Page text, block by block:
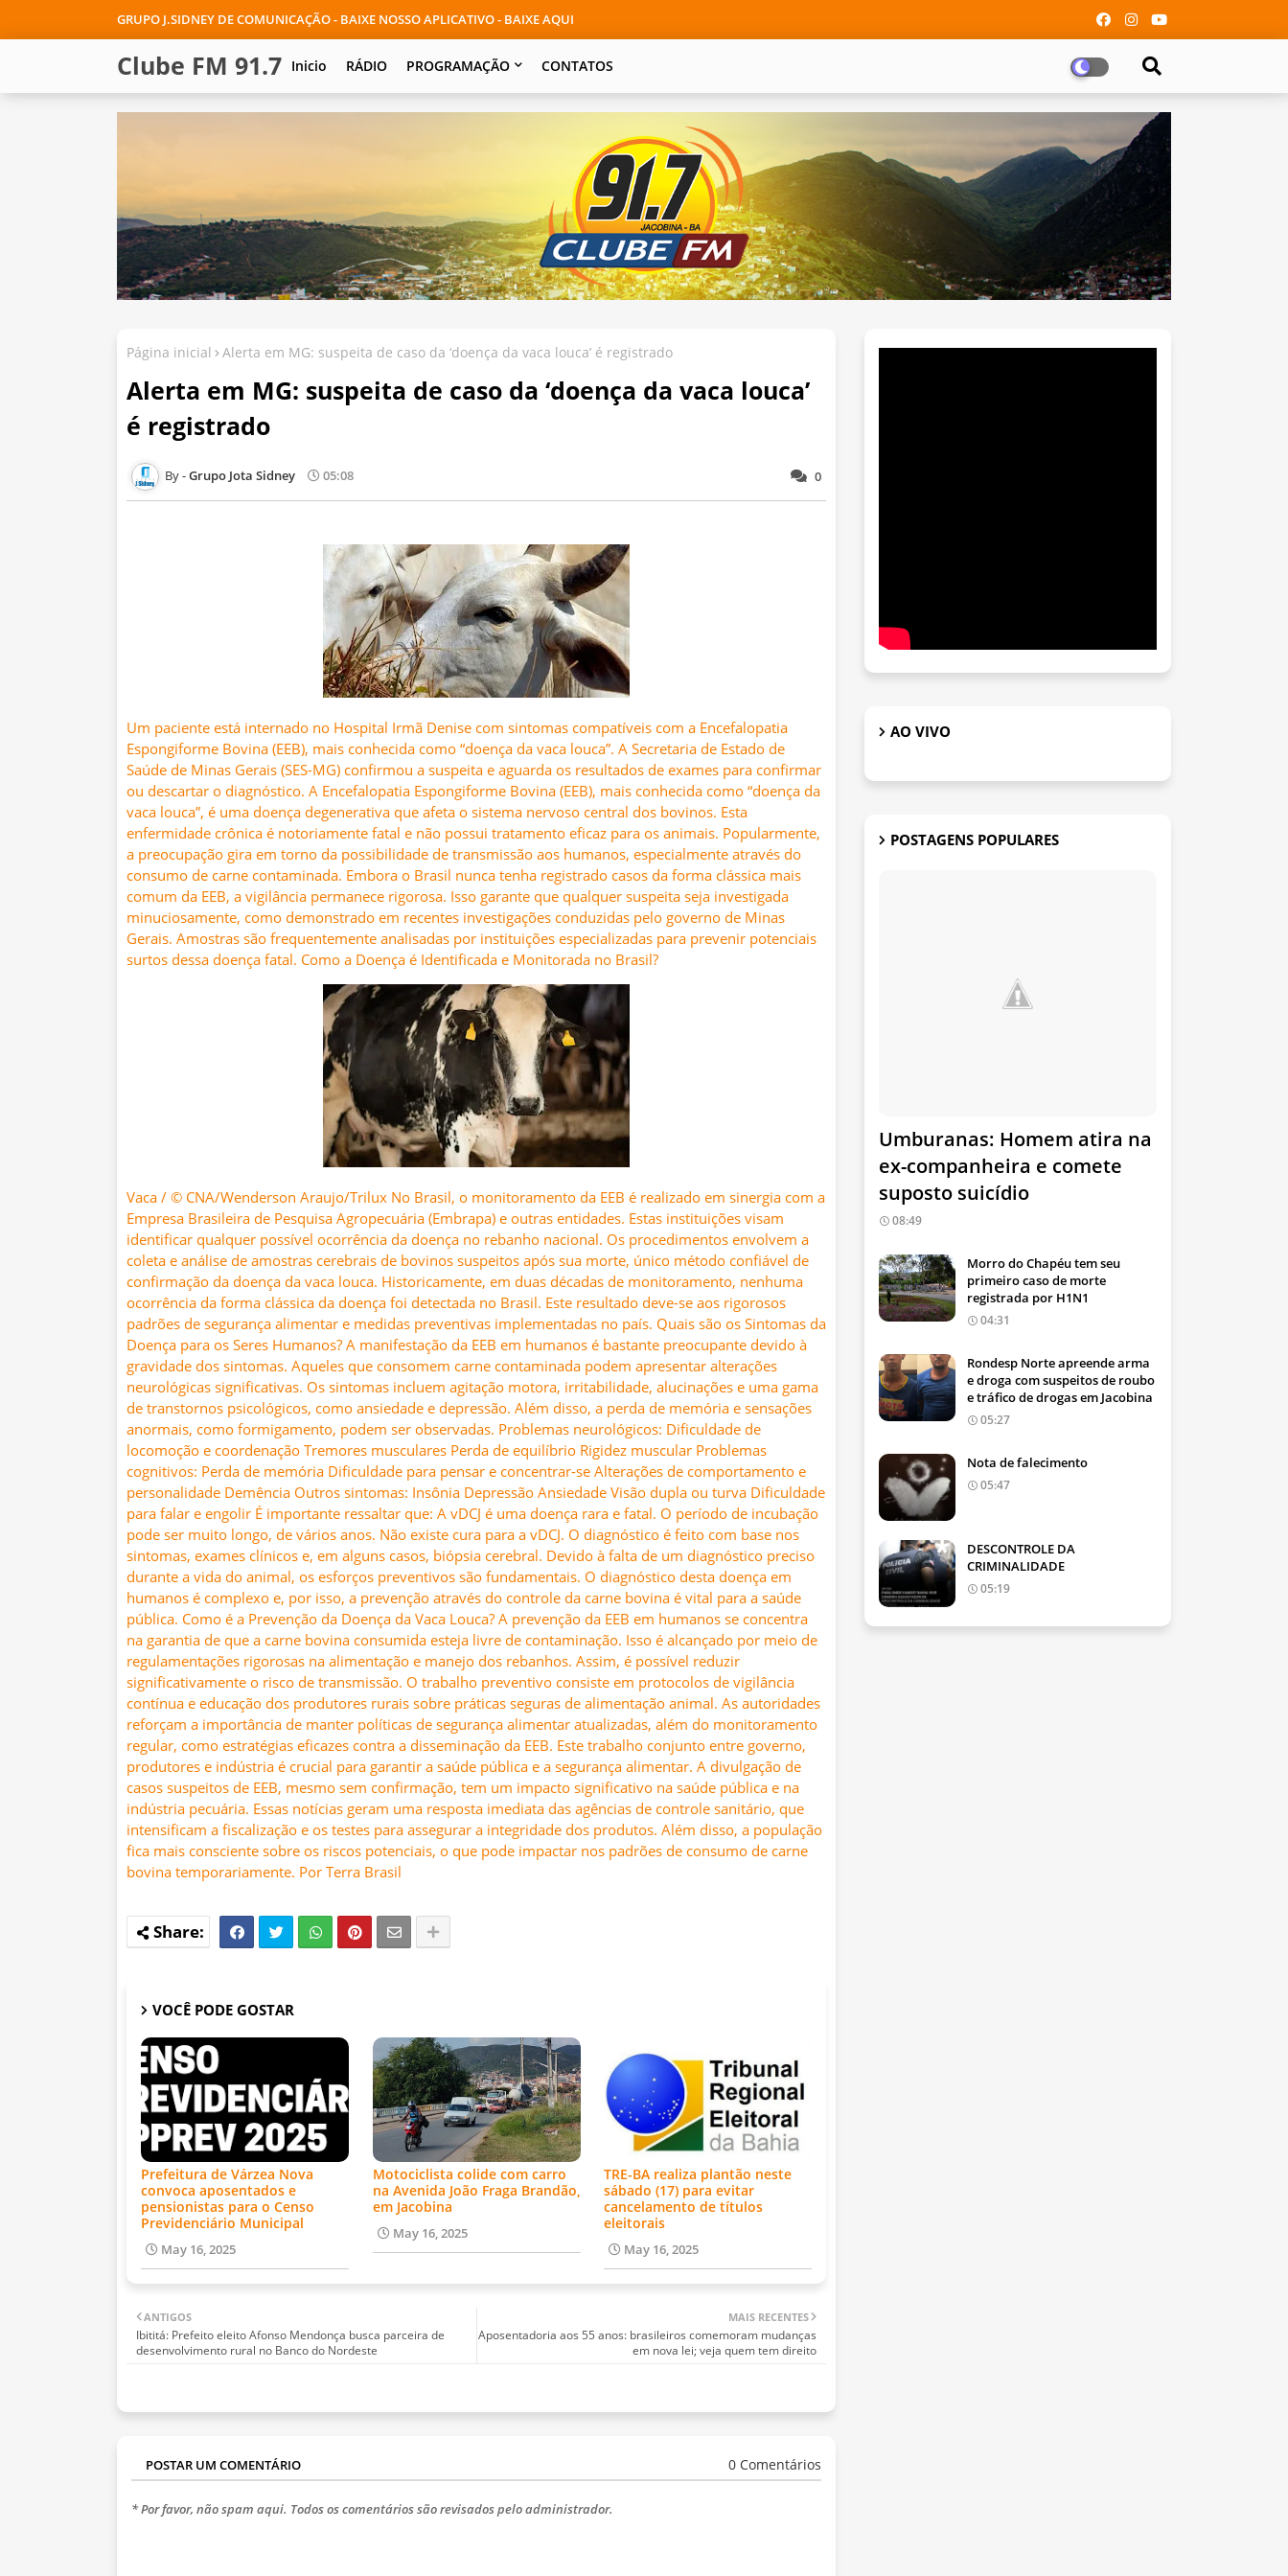
GRUPO J.SIDNEY DE COMUNICAÇÃO - BAIXE NOSSO APLICATIVO - BAIXE AQUI
Clube FM 91.7 Inicio RÁDIO PROGRAMAÇÃO CONTATOS
Página inicial Alerta em MG: suspeita de caso da ‘doença da vaca louca’ é registrado
Alerta em MG: suspeita de caso da ‘doença da vaca louca’
é registrado
0
Grupo Jota Sidney 05:08
Um paciente está internado no Hospital Irmã Denise com sintomas compatíveis com a Encefalopatia
Espongiforme Bovina (EEB), mais conhecida como “doença da vaca louca”. A Secretaria de Estado de
Saúde de Minas Gerais (SES-MG) confirmou a suspeita e aguarda os resultados de exames para confirmar
ou descartar o diagnóstico. A Encefalopatia Espongiforme Bovina (EEB), mais conhecida como “doença da
vaca louca”, é uma doença degenerativa que afeta o sistema nervoso central dos bovinos. Esta
enfermidade crônica é notoriamente fatal e não possui tratamento eficaz para os animais. Popularmente,
a preocupação gira em torno da possibilidade de transmissão aos humanos, especialmente através do
consumo de carne contaminada. Embora o Brasil nunca tenha registrado casos da forma clássica mais
comum da EEB, a vigilância permanece rigorosa. Isso garante que qualquer suspeita seja investigada
minuciosamente, como demonstrado em recentes investigações conduzidas pelo governo de Minas
Gerais. Amostras são frequentemente analisadas por instituições especializadas para prevenir potenciais
surtos dessa doença fatal. Como a Doença é Identificada e Monitorada no Brasil?
Vaca / © CNA/Wenderson Araujo/Trilux No Brasil, o monitoramento da EEB é realizado em sinergia com a
Empresa Brasileira de Pesquisa Agropecuária (Embrapa) e outras entidades. Estas instituições visam
identificar qualquer possível ocorrência da doença no rebanho nacional. Os procedimentos envolvem a
coleta e análise de amostras cerebrais de bovinos suspeitos após sua morte, único método confiável de
confirmação da doença da vaca louca. Historicamente, em duas décadas de monitoramento, nenhuma
ocorrência da forma clássica da doença foi detectada no Brasil. Este resultado deve-se aos rigorosos
padrões de segurança alimentar e medidas preventivas implementadas no país. Quais são os Sintomas da
Doença para os Seres Humanos? A manifestação da EEB em humanos é bastante preocupante devido à
gravidade dos sintomas. Aqueles que consomem carne contaminada podem apresentar alterações
neurológicas significativas. Os sintomas incluem agitação motora, irritabilidade, alucinações e uma gama
de transtornos psicológicos, como ansiedade e depressão. Além disso, a perda de memória e sensações
anormais, como formigamento, podem ser observadas. Problemas neurológicos: Dificuldade de
locomoção e coordenação Tremores musculares Perda de equilíbrio Rigidez muscular Problemas
cognitivos: Perda de memória Dificuldade para pensar e concentrar-se Alterações de comportamento e
personalidade Demência Outros sintomas: Insônia Depressão Ansiedade Visão dupla ou turva Dificuldade
para falar e engolir É importante ressaltar que: A vDCJ é uma doença rara e fatal. O período de incubação
pode ser muito longo, de vários anos. Não existe cura para a vDCJ. O diagnóstico é feito com base nos
sintomas, exames clínicos e, em alguns casos, biópsia cerebral. Devido à falta de um diagnóstico preciso
durante a vida do animal, os esforços preventivos são fundamentais. O diagnóstico desta doença em
humanos é complexo e, por isso, a prevenção através do controle da carne bovina é vital para a saúde
pública. Como é a Prevenção da Doença da Vaca Louca? A prevenção da EEB em humanos se concentra
na garantia de que a carne bovina consumida esteja livre de contaminação. Isso é alcançado por meio de
regulamentações rigorosas na alimentação e manejo dos rebanhos. Assim, é possível reduzir
significativamente o risco de transmissão. O trabalho preventivo consiste em protocolos de vigilância
contínua e educação dos produtores rurais sobre práticas seguras de alimentação animal. As autoridades
reforçam a importância de manter políticas de segurança alimentar atualizadas, além do monitoramento
regular, como estratégias eficazes contra a disseminação da EEB. Este trabalho conjunto entre governo,
produtores e indústria é crucial para garantir a saúde pública e a segurança alimentar. A divulgação de
casos suspeitos de EEB, mesmo sem confirmação, tem um impacto significativo na saúde pública e na
indústria pecuária. Essas notícias geram uma resposta imediata das agências de controle sanitário, que
intensificam a fiscalização e os testes para assegurar a integridade dos produtos. Além disso, a população
fica mais consciente sobre os riscos potenciais, o que pode impactar nos padrões de consumo de carne
bovina temporariamente. Por Terra Brasil
VOCÊ PODE GOSTAR
Prefeitura de Várzea Nova
convoca aposentados e
pensionistas para o Censo
Previdenciário Municipal
May 16, 2025
Motociclista colide com carro
na Avenida João Fraga Brandão,
em Jacobina
May 16, 2025
TRE-BA realiza plantão neste
sábado (17) para evitar
cancelamento de títulos
eleitorais
May 16, 2025
MAIS RECENTES
Aposentadoria aos 55 anos: brasileiros comemoram mudanças
em nova lei; veja quem tem direito
ANTIGOS
Ibititá: Prefeito eleito Afonso Mendonça busca parceira de
desenvolvimento rural no Banco do Nordeste
POSTAR UM COMENTÁRIO 0 Comentários
* Por favor, não spam aqui. Todos os comentários são revisados ​​pelo administrador.
AO VIVO
POSTAGENS POPULARES
Umburanas: Homem atira na
ex-companheira e comete
suposto suicídio
08:49
Morro do Chapéu tem seu
primeiro caso de morte
registrada por H1N1
04:31
Rondesp Norte apreende arma
e droga com suspeitos de roubo
e tráfico de drogas em Jacobina
05:27
Nota de falecimento
05:47
DESCONTROLE DA
CRIMINALIDADE
05:19